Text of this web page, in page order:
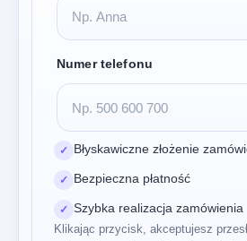
Numer telefonu
✓ Błyskawiczne złożenie
✓ Bezpieczna płatność
✓ Szybka realizacja zamówienia
Klikając przycisk, akceptujesz